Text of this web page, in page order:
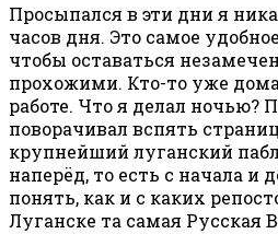
Просыпался в эти дни я
часов дня. Это самое
чтобы оставаться
прохожими. Кто-то уже
работе. Что я делал ночью?
поворачивал вспять
крупнейший луганский
наперёд, то есть с начала и
понять, как и с каких
Луганске та самая Русская